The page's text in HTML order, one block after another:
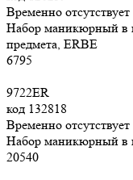
Временно отсутствует
Набор маникюрный в
предмета, ERBE
6795
9722ER
код 132818
Временно отсутствует
Набор маникюрный в
20540